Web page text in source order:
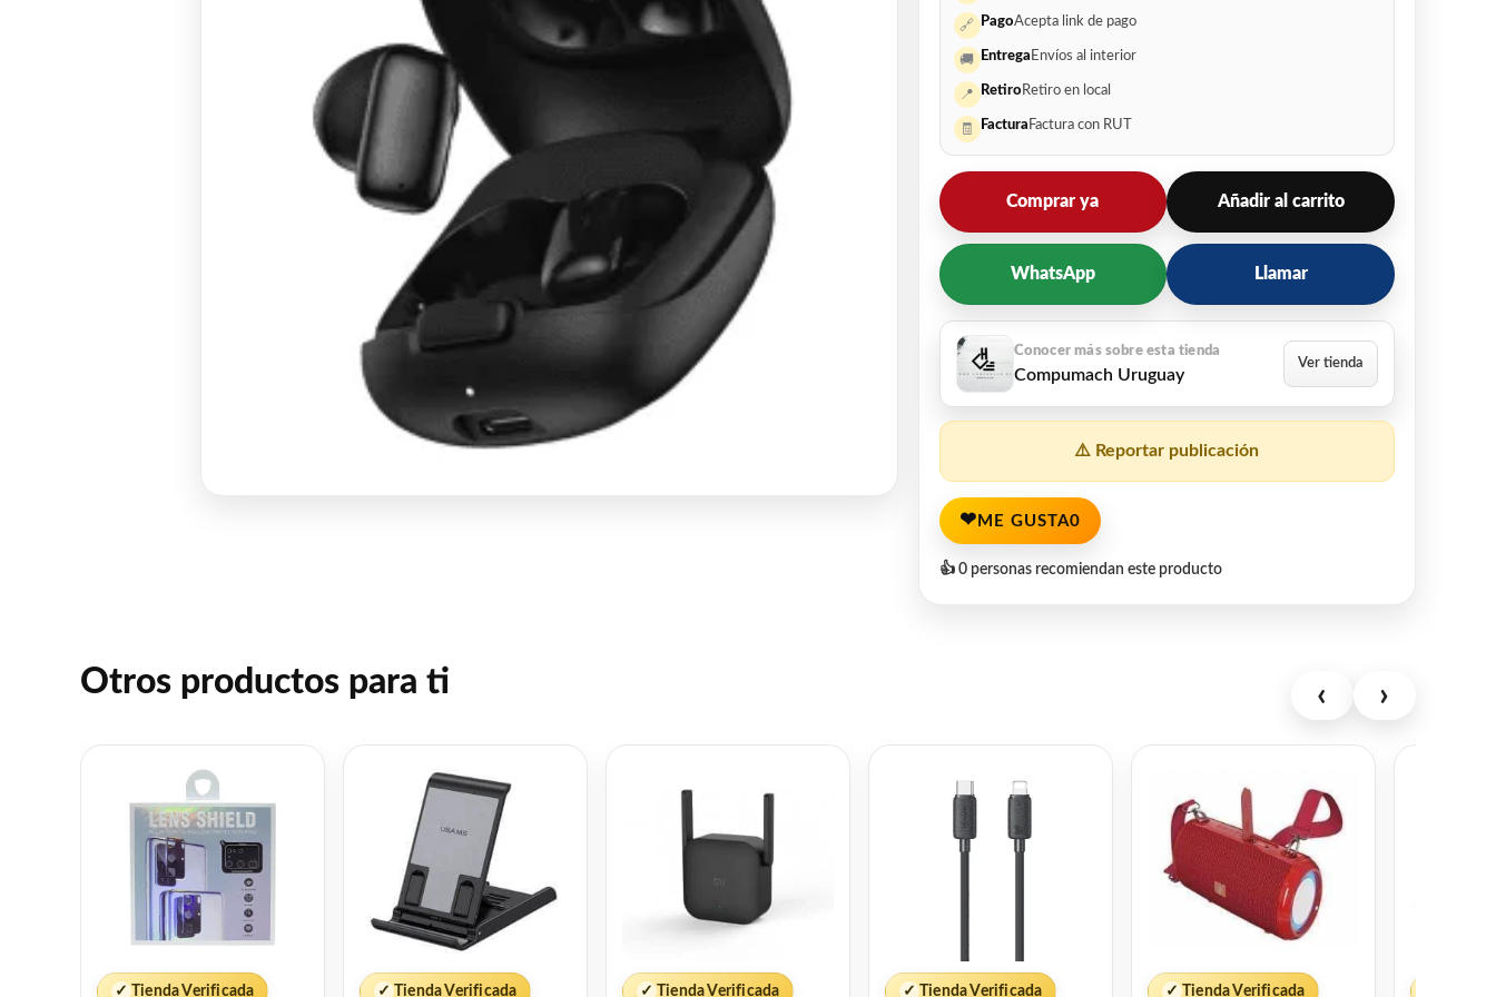
🔗 PagoAcepta link de pago
🚚 Entrega Envíos al interior
📍 Retiro Retiro en local
🧾 Factura Factura con RUT
Comprar ya Añadir al carrito
WhatsApp Llamar
Compumach Uruguay
⚠️ Reportar publicación
❤ ME GUSTA0
👍 0 personas recomiendan este producto
Otros productos para ti ‹ ›
✓ Tienda Verificada ✓ Tienda Verificada ✓ Tienda Verificada ✓ Tienda Verificada ✓ Tienda Verificada